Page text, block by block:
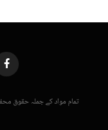
تمام مواد کے جملہ حقوق محفوظ ہیں © 2026